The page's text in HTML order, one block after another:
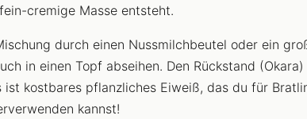
cremige Masse entsteht.
durch einen Nussmilchbeutel oder ein
in einen Topf abseihen. Den Rückstand
ist kostbares pflanzliches Eiweiß, das du für
kannst!